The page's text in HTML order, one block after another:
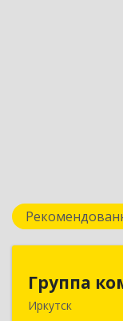
Группа
Иркутск664007,